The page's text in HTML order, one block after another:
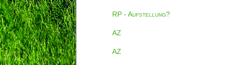
RP - Aufstellung?
AZ
AZ